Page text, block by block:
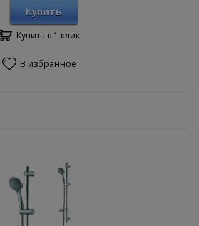
Купить
Купить в 1 клик
В избранное